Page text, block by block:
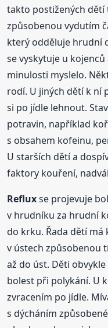
takto postižených
způsobenou vydutím
který odděluje hrudní
se vyskytuje u
minulosti myslelo.
rodí. U jiných dětí k ní
si po jídle lehnout.
potravin, například
s obsahem kofeinu,
U starších dětí a
faktory kouření,
Refluxse projevuje
v hrudníku za hrudní
do krku. Řada dětí
v ústech způsobenou
až do úst. Děti
bolest při polykání. U
zvracením po jídle.
s dýcháním